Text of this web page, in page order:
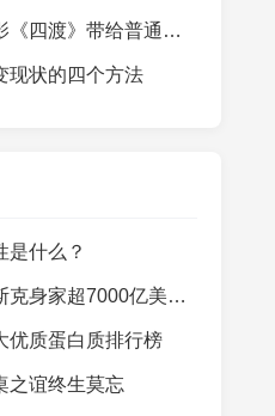
带给普通创业者的启发
现状的四个方法
是什么？
亿美元而007没有半间书房
优质蛋白质排行榜
之谊终生莫忘